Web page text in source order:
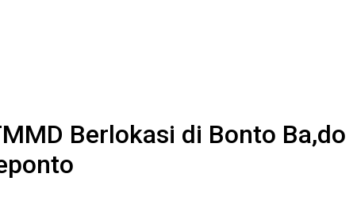
Berlokasi di Bonto Ba,do